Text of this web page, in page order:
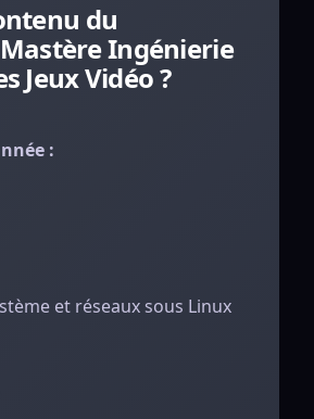
du
Ingénierie
Jeux Vidéo ?
:
et réseaux sous Linux